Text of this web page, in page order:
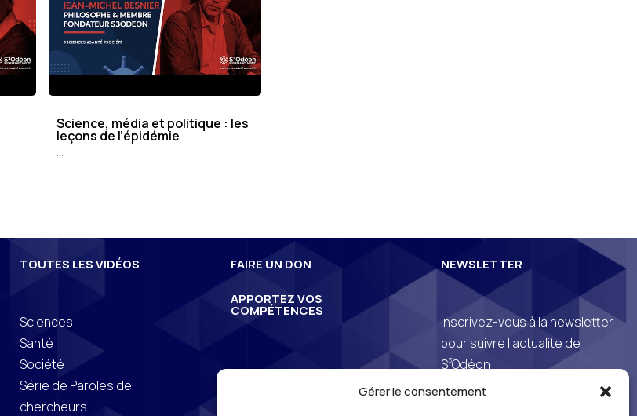
Gérer le consentement
Science, média et politique : les
leçons de l’épidémie
...
TOUTES LES VIDÉOS
Sciences
Santé
Société
Série de Paroles de
chercheurs
FAIRE UN DON
APPORTEZ VOS
COMPÉTENCES
NEWSLETTER
Inscrivez-vous à la newsletter
pour suivre l’actualité de
S3Odéon